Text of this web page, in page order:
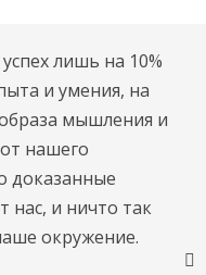
лишь на 10%
и умения, на
мышления и
нашего
доказанные
нас, и ничто так
окружение.